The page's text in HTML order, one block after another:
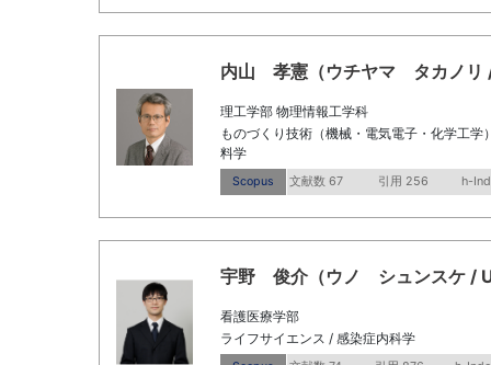
内山 孝憲（ウチヤマ タカノリ
理工学部 物理情報工学科
ものづくり技術（機械・電気電子・化学工
料学
Scopus 文献数 67 引用 256 h-
宇野 俊介（ウノ シュンスケ /
看護医療学部
ライフサイエンス / 感染症内科学